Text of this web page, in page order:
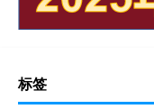
标签